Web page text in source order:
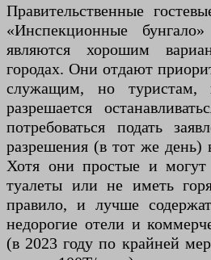
Правительственные
«Инспекционные
являются хорошим
городах. Они отдают
служащим, но туристам,
разрешается
потребоваться подать
разрешения (в тот же
Хотя они простые и могут
туалеты или не иметь
правило, и лучше
недорогие отели и
(в 2023 году по крайней